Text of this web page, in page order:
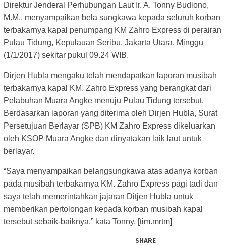
Direktur Jenderal Perhubungan Laut Ir. A. Tonny Budiono,
M.M., menyampaikan bela sungkawa kepada seluruh korban
terbakarnya kapal penumpang KM Zahro Express di perairan
Pulau Tidung, Kepulauan Seribu, Jakarta Utara, Minggu
(1/1/2017) sekitar pukul 09.24 WIB.
Dirjen Hubla mengaku telah mendapatkan laporan musibah
terbakarnya kapal KM. Zahro Express yang berangkat dari
Pelabuhan Muara Angke menuju Pulau Tidung tersebut.
Berdasarkan laporan yang diterima oleh Dirjen Hubla, Surat
Persetujuan Berlayar (SPB) KM Zahro Express dikeluarkan
oleh KSOP Muara Angke dan dinyatakan laik laut untuk
berlayar.
“Saya menyampaikan belangsungkawa atas adanya korban
pada musibah terbakarnya KM. Zahro Express pagi tadi dan
saya telah memerintahkan jajaran Ditjen Hubla untuk
memberikan pertolongan kepada korban musibah kapal
tersebut sebaik-baiknya,” kata Tonny. [tim.mrtm]
SHARE